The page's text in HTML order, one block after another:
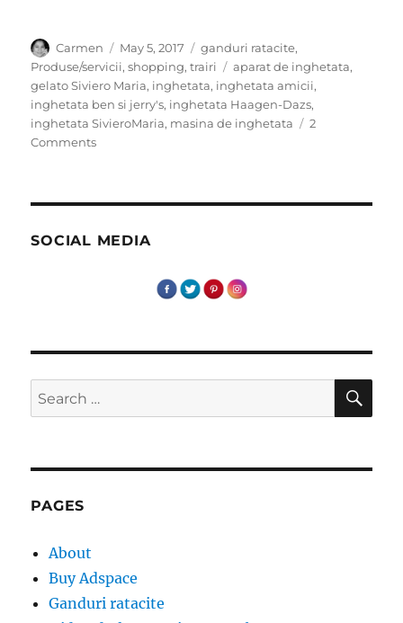
Author
Carmen
Posted
on
May 5, 2017 Categories
ganduri ratacite,
Produse/servicii,shopping,trairi Tags
aparat de inghetata,
gelato Siviero Maria, inghetata, inghetata amicii,
inghetata ben si jerry's, inghetata Haagen-Dazs,
inghetata SivieroMaria, masina de inghetata
2
Commentson
SOCIAL MEDIA
Search
for:
PAGES
About
Buy Adspace
Ganduri ratacite